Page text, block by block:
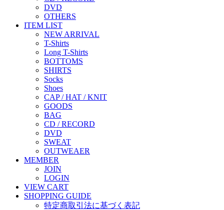
DVD
OTHERS
ITEM LIST
NEW ARRIVAL
T-Shirts
Long T-Shirts
BOTTOMS
SHIRTS
Socks
Shoes
CAP / HAT / KNIT
GOODS
BAG
CD / RECORD
DVD
SWEAT
OUTWEAER
MEMBER
JOIN
LOGIN
VIEW CART
SHOPPING GUIDE
特定商取引法に基づく表記